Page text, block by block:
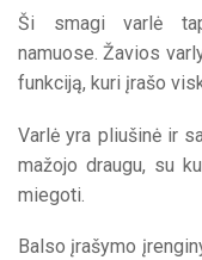
Ši smagi varlė
namuose. Žavios
funkciją, kuri įrašo
Varlė yra pliušinė ir
mažojo draugu, su
miegoti.
Balso įrašymo